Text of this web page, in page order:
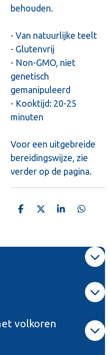
behouden.
- Van natuurlijke teelt
- Glutenvrij
- Non-GMO, niet
genetisch
gemanipuleerd
- Kooktijd: 20-25
minuten
Voor een uitgebreide
bereidingswijze, zie
verder op de pagina.
D
n
D
S
e
D
n
volkoren